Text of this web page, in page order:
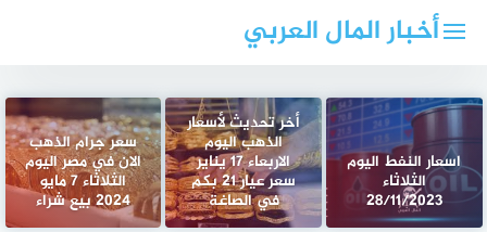
أخبار المال العربي
اسعار النفط اليوم
الثلاثاء
28/11/2023
أخر تحديث لأسعار
الذهب اليوم
الاربعاء 17 يناير
سعر عيار 21 بكم
في الصاغة
سعر جرام الذهب
الان في مصر اليوم
الثلاثاء 7 مايو
2024 بيع شراء